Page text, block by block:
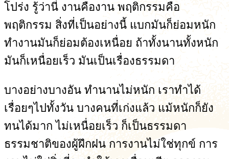
โปร่ง รู้ว่านี่ งานคืองาน พฤติกรรมคือ
พฤติกรรม สิ่งที่เป็นอย่างนี้ แบกมันก็ย่อมหนัก
ทำงานมันก็ย่อมต้องเหนื่อย ถ้าทั้งนานทั้งหนัก
มันก็เหนื่อยเร็ว มันเป็นเรื่องธรรมดา
บางอย่างบางอัน ทำนานไม่หนัก เราทำได้
เรื่อยๆไปทั้งวัน บางคนที่เก่งแล้ว แม้หนักก็ยัง
ทนได้มาก ไม่เหนื่อยเร็ว ก็เป็นธรรมดา
ธรรมชาติของผู้ฝึกฝน การงานไม่ใช่ทุกข์ การ